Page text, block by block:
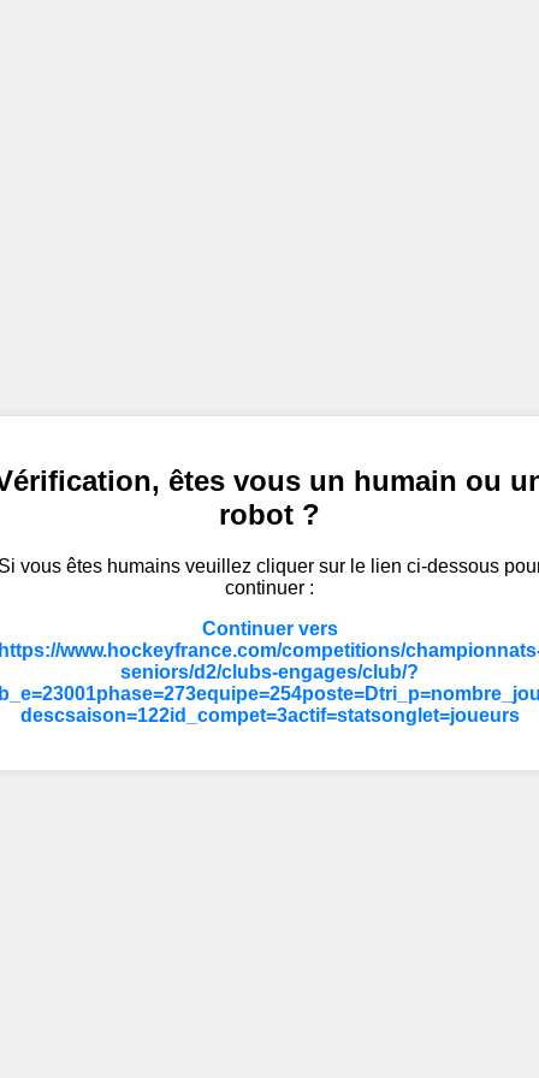
êtes vous un humain ou
robot ?
vous êtes humains veuillez cliquer sur le lien ci-dessous
continuer :
Continuer vers
www.hockeyfrance.com/competitions/
seniors/d2/clubs-engages/club/?
descsaison=122id_compet=3actif=statsonglet=joueurs